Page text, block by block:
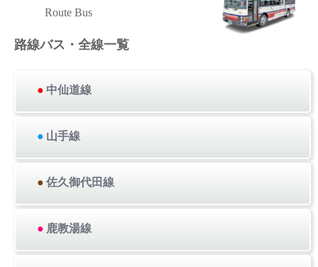
Route Bus
路線バス・全線一覧
● 中仙道線
● 山手線
● 佐久御代田線
● 鹿教湯線